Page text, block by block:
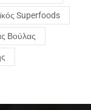
Superfoods
Βούλας